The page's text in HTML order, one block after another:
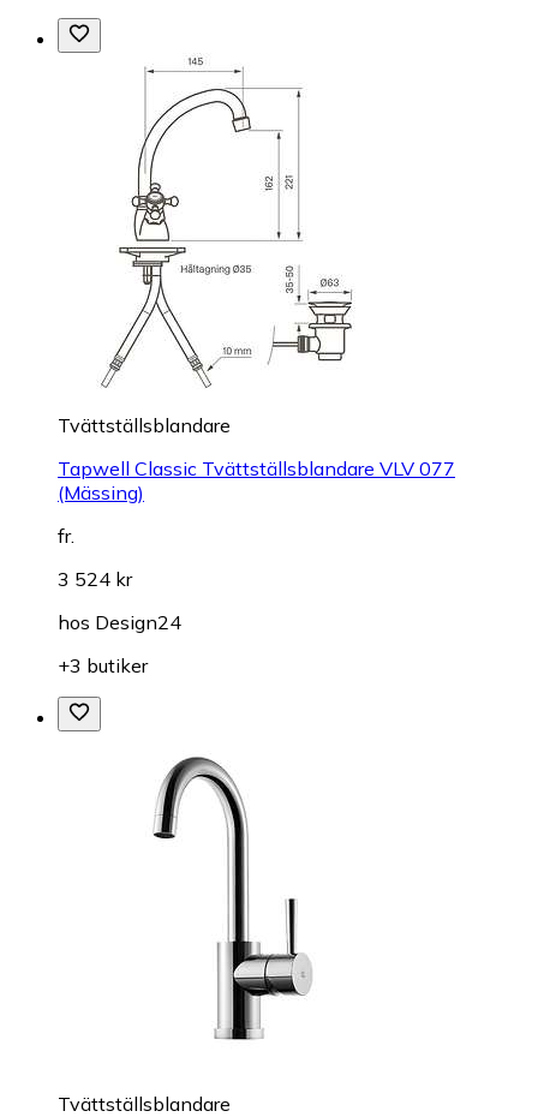
Tvättställsblandare
Tapwell Classic Tvättställsblandare VLV 077
(Mässing)
fr.
3 524 kr
hos Design24
+3 butiker
Tvättställsblandare